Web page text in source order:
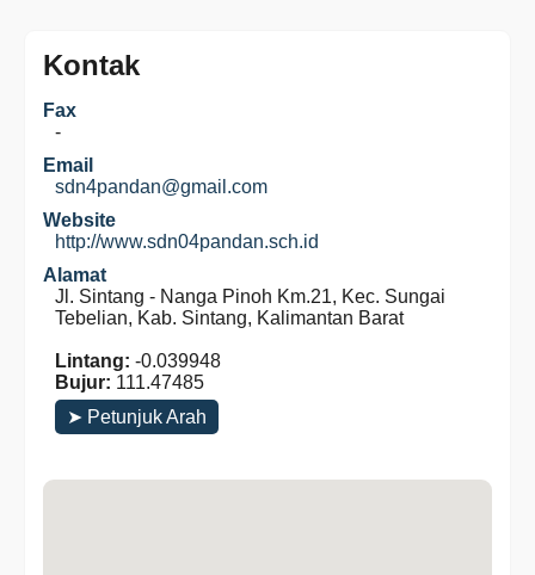
Kontak
Fax
-
Email
sdn4pandan@gmail.com
Website
http://www.sdn04pandan.sch.id
Alamat
Jl. Sintang - Nanga Pinoh Km.21, Kec. Sungai
Tebelian, Kab. Sintang, Kalimantan Barat
Lintang: -0.039948
Bujur: 111.47485
➤ Petunjuk Arah